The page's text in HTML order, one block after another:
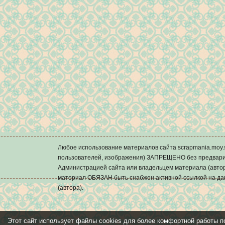
Любое использование материалов сайта
пользователей, изображения) ЗАПРЕЩЕНО без
Администрацией сайта или владельцем материала
материал ОБЯЗАН быть снабжен активной ссылкой на
(автора).
Этот сайт использует файлы cookies для более комфортной работы